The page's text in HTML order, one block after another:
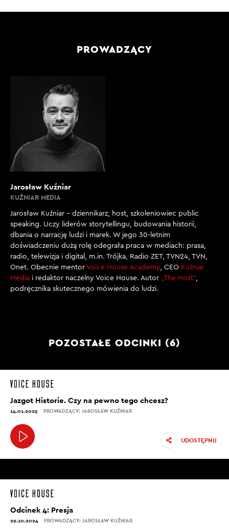
PROWADZĄCY
Jarosław Kuźniar
KUŹNIAR MEDIA
Jarosław Kuźniar – dziennikarz, host, szkoleniowiec public
speaking. Uczy liderów storytellingu, budowania historii,
dbania o narrację ludzi i marek. W jego 30-letnim
doświadczeniu dużą rolę odegrała praca w mediach: prasa,
radio, telewizja i digital, m.in. Trójka, Radio ZET, TVN24, TVN,
Onet. Obecnie mentor Voice House Academy, CEO Kuźniar
Media i redaktor naczelny Voice House. Autor „The Host”,
podręcznika skutecznego mówienia do ludzi.
POZOSTAŁE ODCINKI (6)
Jazgot Historie. Czy na pewno tego chcesz?
14.01.2025 PROWADZĄCY: JAROSŁAW KUŹNIAR
UDOSTĘPNIJ
Odcinek 4: Presja
29.10.2024 PROWADZĄCY: JAROSŁAW KUŹNIAR